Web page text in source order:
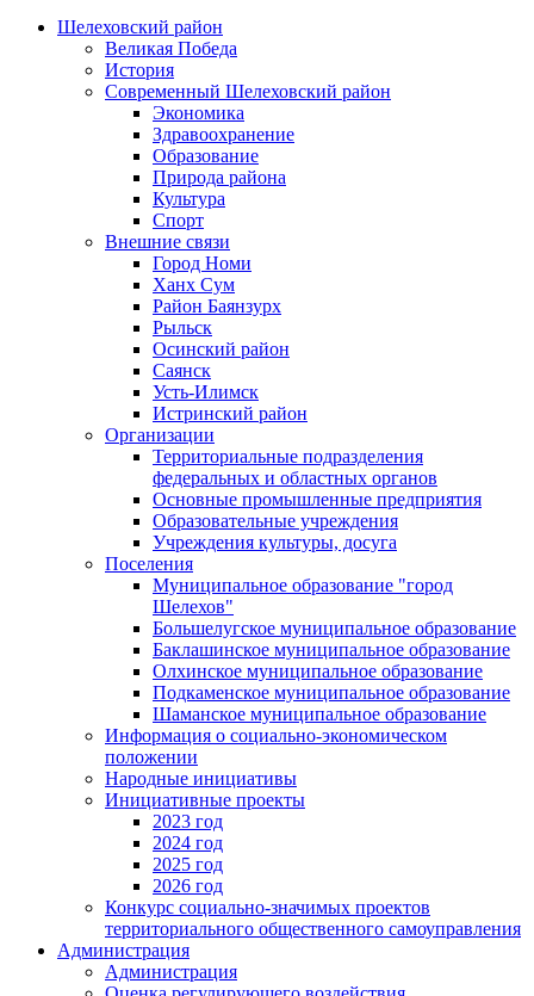
Шелеховский район
Великая Победа
История
Современный Шелеховский район
Экономика
Здравоохранение
Образование
Природа района
Культура
Спорт
Внешние связи
Город Номи
Ханх Сум
Район Баянзурх
Рыльск
Осинский район
Саянск
Усть-Илимск
Истринский район
Организации
Территориальные подразделения
федеральных и областных органов
Основные промышленные предприятия
Образовательные учреждения
Учреждения культуры, досуга
Поселения
Муниципальное образование "город
Шелехов"
Большелугское муниципальное образование
Баклашинское муниципальное образование
Олхинское муниципальное образование
Подкаменское муниципальное образование
Шаманское муниципальное образование
Информация о социально-экономическом
положении
Народные инициативы
Инициативные проекты
2023 год
2024 год
2025 год
2026 год
Конкурс социально-значимых проектов
территориального общественного самоуправления
Администрация
Администрация